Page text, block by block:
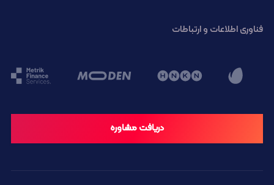
فناوری اطلاعات و ارتباطات
دریافت مشاوره